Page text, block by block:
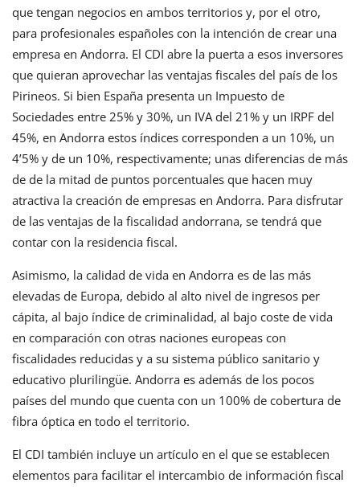
que tengan negocios en ambos territorios y, por el otro,
para profesionales españoles con la intención de crear una
empresa en Andorra. El CDI abre la puerta a esos inversores
que quieran aprovechar las ventajas fiscales del país de los
Pirineos. Si bien España presenta un Impuesto de
Sociedades entre 25% y 30%, un IVA del 21% y un IRPF del
45%, en Andorra estos índices corresponden a un 10%, un
4’5% y de un 10%, respectivamente; unas diferencias de más
de de la mitad de puntos porcentuales que hacen muy
atractiva la creación de empresas en Andorra. Para disfrutar
de las ventajas de la fiscalidad andorrana, se tendrá que
contar con la residencia fiscal.
Asimismo, la calidad de vida en Andorra es de las más
elevadas de Europa, debido al alto nivel de ingresos per
cápita, al bajo índice de criminalidad, al bajo coste de vida
en comparación con otras naciones europeas con
fiscalidades reducidas y a su sistema público sanitario y
educativo plurilingüe. Andorra es además de los pocos
países del mundo que cuenta con un 100% de cobertura de
fibra óptica en todo el territorio.
El CDI también incluye un artículo en el que se establecen
elementos para facilitar el intercambio de información fiscal